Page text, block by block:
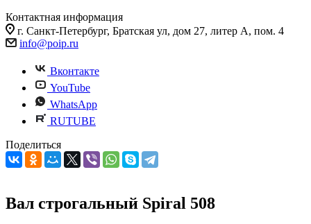
Контактная информация
г. Санкт-Петербург, Братская ул, дом 27, литер А, пом. 4
info@poip.ru
Вконтакте
YouTube
WhatsApp
RUTUBE
Поделиться
Вал строгальный Spiral 508